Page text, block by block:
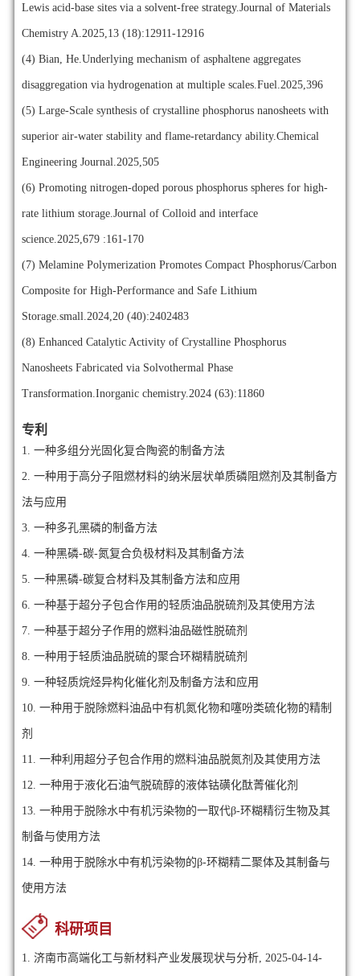
Lewis acid-base sites via a solvent-free strategy.Journal of Materials
Chemistry A.2025,13 (18):12911-12916
(4) Bian, He.Underlying mechanism of asphaltene aggregates
disaggregation via hydrogenation at multiple scales.Fuel.2025,396
(5) Large-Scale synthesis of crystalline phosphorus nanosheets with
superior air-water stability and flame-retardancy ability.Chemical
Engineering Journal.2025,505
(6) Promoting nitrogen-doped porous phosphorus spheres for high-
rate lithium storage.Journal of Colloid and interface
science.2025,679 :161-170
(7) Melamine Polymerization Promotes Compact Phosphorus/Carbon
Composite for High-Performance and Safe Lithium
Storage.small.2024,20 (40):2402483
(8) Enhanced Catalytic Activity of Crystalline Phosphorus
Nanosheets Fabricated via Solvothermal Phase
Transformation.Inorganic chemistry.2024 (63):11860
专利
1. 一种多组分光固化复合陶瓷的制备方法
2. 一种用于高分子阻燃材料的纳米层状单质磷阻燃剂及其制备方
法与应用
3. 一种多孔黑磷的制备方法
4. 一种黑磷-碳-氮复合负极材料及其制备方法
5. 一种黑磷-碳复合材料及其制备方法和应用
6. 一种基于超分子包合作用的轻质油品脱硫剂及其使用方法
7. 一种基于超分子作用的燃料油品磁性脱硫剂
8. 一种用于轻质油品脱硫的聚合环糊精脱硫剂
9. 一种轻质烷烃异构化催化剂及制备方法和应用
10. 一种用于脱除燃料油品中有机氮化物和噻吩类硫化物的精制
剂
11. 一种利用超分子包合作用的燃料油品脱氮剂及其使用方法
12. 一种用于液化石油气脱硫醇的液体钴磺化酞菁催化剂
13. 一种用于脱除水中有机污染物的一取代β-环糊精衍生物及其
制备与使用方法
14. 一种用于脱除水中有机污染物的β-环糊精二聚体及其制备与
使用方法
科研项目
1. 济南市高端化工与新材料产业发展现状与分析, 2025-04-14-